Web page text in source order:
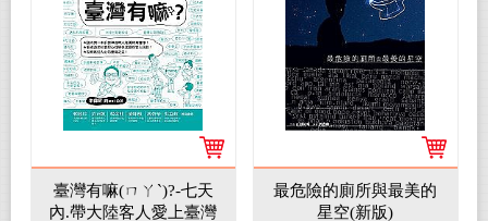
臺灣有嘛(ㄇㄚˋ)?-七天
內.帶大陸客人愛上臺灣
最危險的廁所與最美的
星空(新版)